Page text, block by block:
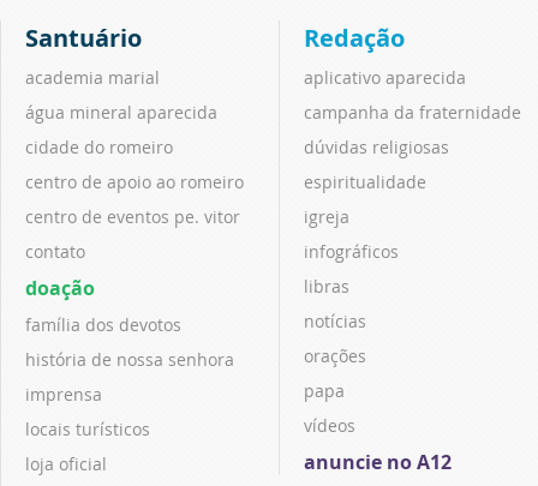
Santuário
academia marial
água mineral aparecida
cidade do romeiro
centro de apoio ao romeiro
centro de eventos pe. vitor
contato
doação
família dos devotos
história de nossa senhora
imprensa
locais turísticos
loja oficial
Redação
aplicativo aparecida
campanha da fraternidade
dúvidas religiosas
espiritualidade
igreja
infográficos
libras
notícias
orações
papa
vídeos
anuncie no A12